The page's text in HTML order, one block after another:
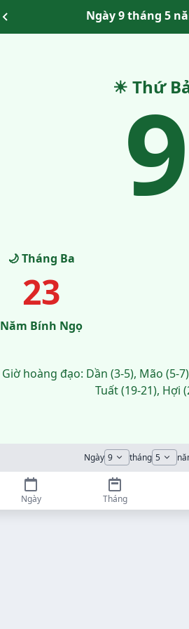
Ngày 9 tháng 5
☀ Thứ
9
🌙 Tháng Ba
23
Năm Bính Ngọ
Giờ hoàng đạo: Dần (3-5), Mão (5-
Tuất (19-21), Hợi
Ngày tháng
Ngày Tháng